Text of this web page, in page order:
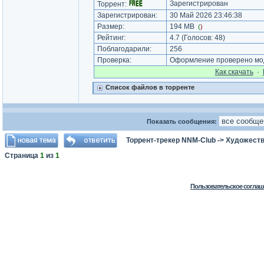
Торрент:
Зарегистрирован
Зарегистрирован:
30 Май 2026 23:46:38
Размер:
194 MB ()
Рейтинг: 4.7 (Голосов: 48)
Поблагодарили:
256
Проверка:
Оформление проверено
Как cкачать·
Список файлов в торренте
Показать сообщения:
Торрент-трекер NNM-Club ->
Страница 1 из 1
Пользовательское